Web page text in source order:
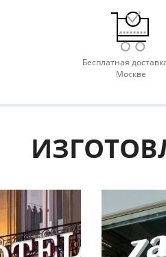
Бесплатная
Москве